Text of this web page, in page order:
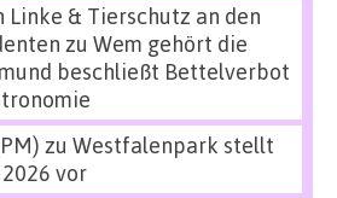
& Tierschutz an den
zu Wem gehört die
beschließt Bettelverbot
zu Westfalenpark stellt
vor